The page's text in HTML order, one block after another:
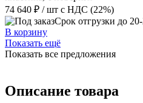
74 640 ₽ / шт с НДС (22%)
Срок отгрузки до
В корзину
Показать ещё
Показать все предложения
Описание товара